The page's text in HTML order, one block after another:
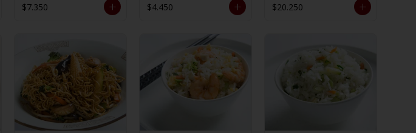
$7.350 $4.450 $20.250